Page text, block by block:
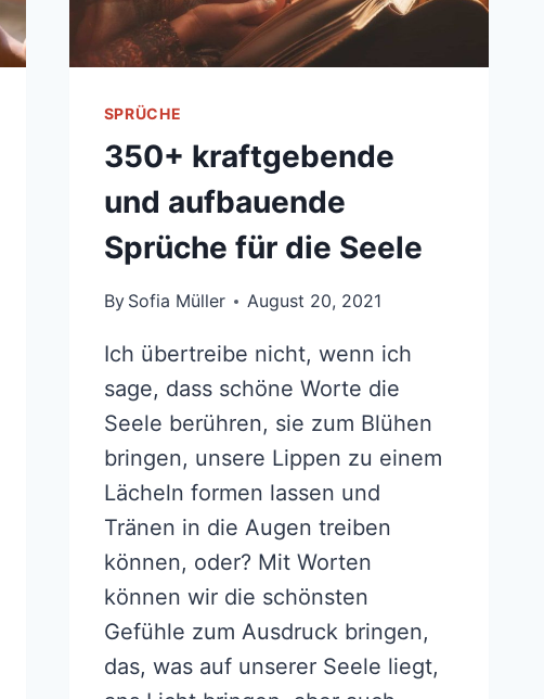
SPRÜCHE
350+ kraftgebende
und aufbauende
Sprüche für die Seele
By Sofia Müller August 20, 2021
Ich übertreibe nicht, wenn ich
sage, dass schöne Worte die
Seele berühren, sie zum Blühen
bringen, unsere Lippen zu einem
Lächeln formen lassen und
Tränen in die Augen treiben
können, oder? Mit Worten
können wir die schönsten
Gefühle zum Ausdruck bringen,
das, was auf unserer Seele liegt,